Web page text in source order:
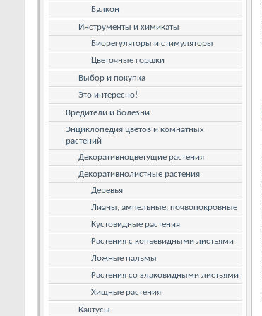
Балкон
Инструменты и химикаты
Биорегуляторы и стимуляторы
Цветочные горшки
Выбор и покупка
Это интересно!
Вредители и болезни
Энциклопедия цветов и комнатных
растений
Декоративноцветущие растения
Декоративнолистные растения
Деревья
Лианы, ампельные, почвопокровные
Кустовидные растения
Растения с копьевидными листьями
Ложные пальмы
Растения со злаковидными листьями
Хищные растения
Кактусы